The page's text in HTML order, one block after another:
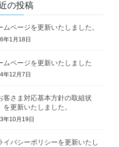
の投稿
ムページを更新いたしました。
年1月18日
ムページを更新いたしました
年12月7日
客さま対応基本方針の取組状
を更新いたしました。
年10月19日
イバシーポリシーを更新いたし